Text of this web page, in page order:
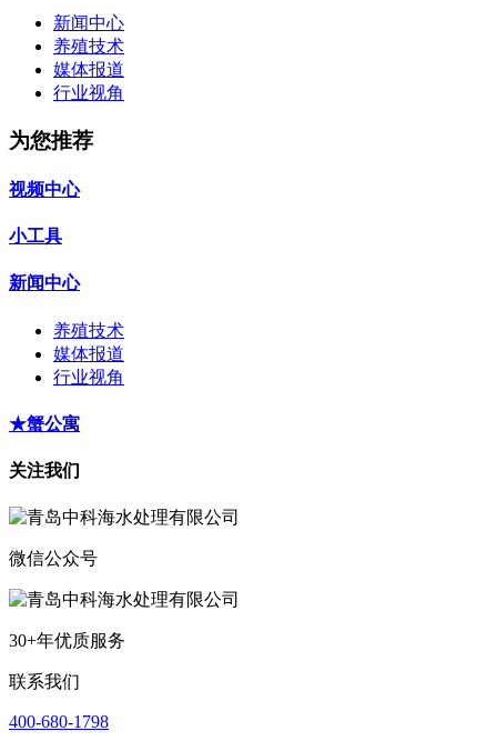
新闻中心
养殖技术
媒体报道
行业视角
为您推荐
视频中心
小工具
新闻中心
养殖技术
媒体报道
行业视角
★蟹公寓
关注我们
微信公众号
30+年优质服务
联系我们
400-680-1798